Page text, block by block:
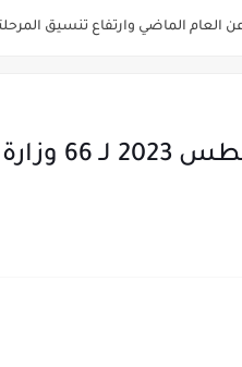
ورقم الجلوس
رسميا :